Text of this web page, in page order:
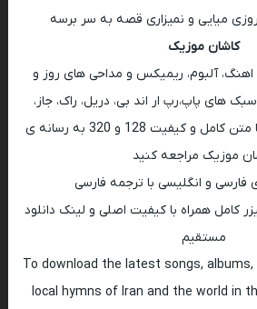
میایی و نمیزاری قصه به سر برسه
کاشان موزیک
اهنگ، آلبوم، ریمیکس و مداحی های روز و
های پاپ،رپ ار اند بی، دریل، راک، جاز،
هیپ هاپ و اپرا همراه با متن کامل و کیفیت 128 و 320 به رسانه ی
موزیک مراجعه کنید
فارسی و انگلیسی با ترجمه فارسی
کامل همراه با کیفیت اصلی و لینک دانلود
مستقیم
To download the latest songs, albums,
local hymns of Iran and the world in